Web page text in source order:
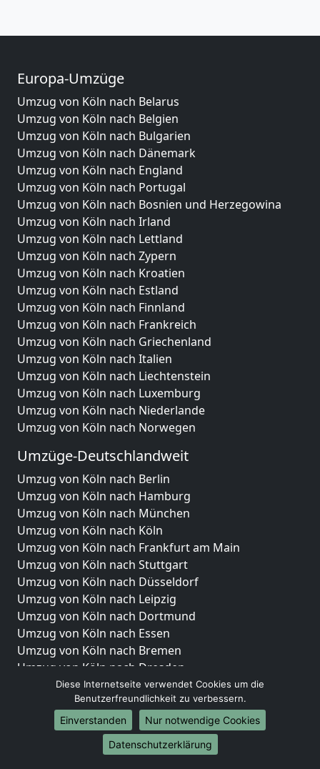
Europa-Umzüge
Umzug von Köln nach Belarus
Umzug von Köln nach Belgien
Umzug von Köln nach Bulgarien
Umzug von Köln nach Dänemark
Umzug von Köln nach England
Umzug von Köln nach Portugal
Umzug von Köln nach Bosnien und Herzegowina
Umzug von Köln nach Irland
Umzug von Köln nach Lettland
Umzug von Köln nach Zypern
Umzug von Köln nach Kroatien
Umzug von Köln nach Estland
Umzug von Köln nach Finnland
Umzug von Köln nach Frankreich
Umzug von Köln nach Griechenland
Umzug von Köln nach Italien
Umzug von Köln nach Liechtenstein
Umzug von Köln nach Luxemburg
Umzug von Köln nach Niederlande
Umzug von Köln nach Norwegen
Umzüge-Deutschlandweit
Umzug von Köln nach Berlin
Umzug von Köln nach Hamburg
Umzug von Köln nach München
Umzug von Köln nach Köln
Umzug von Köln nach Frankfurt am Main
Umzug von Köln nach Stuttgart
Umzug von Köln nach Düsseldorf
Umzug von Köln nach Leipzig
Umzug von Köln nach Dortmund
Umzug von Köln nach Essen
Umzug von Köln nach Bremen
Umzug von Köln nach Dresden
Umzug von Köln nach Hannover
Umzug von Köln nach Nürnberg
Umzug von Köln nach Duisburg
Umzug von Köln nach Bochum
Umzug von Köln nach Wuppertal
Diese Internetseite verwendet Cookies um die
Benutzerfreundlichkeit zu verbessern.
Einverstanden
Nur notwendige Cookies
Datenschutzerklärung